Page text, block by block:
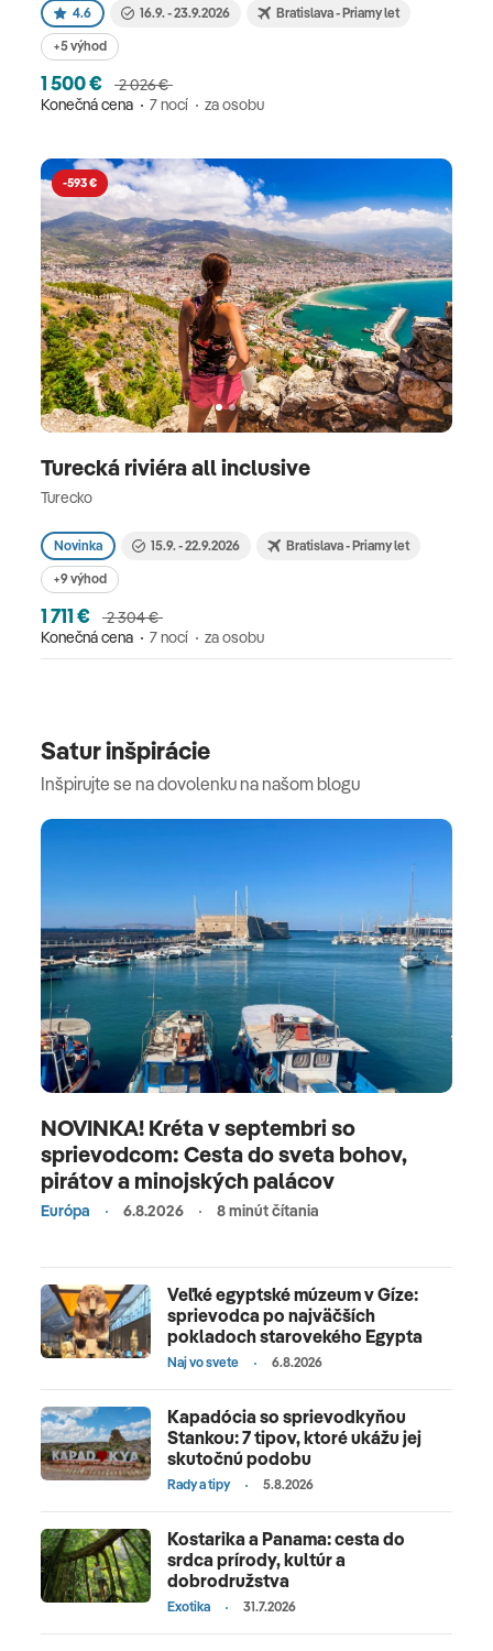
4.6 16.9. - 23.9.2026 Bratislava - Priamy let
+5 výhod
1 500 €
2 026 €
Konečná cena
7 nocí za osobu
-593 €
Turecká riviéra all inclusive
Turecko
Novinka 15.9. - 22.9.2026 Bratislava - Priamy let
+9 výhod
1 711 €
2 304 €
Konečná cena
7 nocí za osobu
Satur inšpirácie
Inšpirujte se na dovolenku na našom blogu
NOVINKA! Kréta v septembri so
sprievodcom: Cesta do sveta bohov,
pirátov a minojských palácov
Európa 6.8.2026 8 minút čítania
Veľké egyptské múzeum v Gíze:
sprievodca po najväčších
pokladoch starovekého Egypta
Naj vo svete 6.8.2026
Kapadócia so sprievodkyňou
Stankou: 7 tipov, ktoré ukážu jej
skutočnú podobu
Rady a tipy 5.8.2026
Kostarika a Panama: cesta do
srdca prírody, kultúr a
dobrodružstva
Exotika 31.7.2026